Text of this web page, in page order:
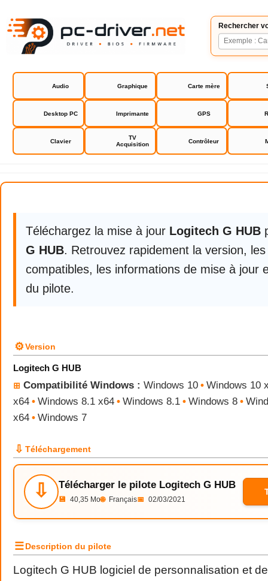
Rechercher
Audio Graphique Carte mère
Desktop PC Imprimante GPS
Clavier
TV
Acquisition
Contrôleur
Logitech G HUB
Téléchargez la mise à jour Logitech G HUB
G HUB. Retrouvez rapidement la version,
compatibles, les informations de mise à jour
du pilote.
⚙Version
Logitech G HUB
⊞ Compatibilité Windows : Windows 10 • Windows 10
x64 • Windows 8.1 x64 • Windows 8.1 • Windows 8 •
x64 • Windows 7
⇩ Téléchargement
⇩ Télécharger le pilote Logitech G HUB
💾 40,35 Mo🌐 Français📅 02/03/2021
☰Description du pilote
Logitech G HUB logiciel de personnalisation et